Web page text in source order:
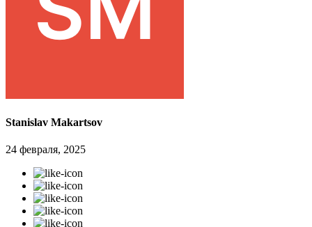
Stanislav Makartsov
24 февраля, 2025